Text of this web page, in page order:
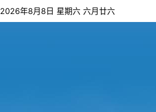
2026年8月8日 星期六 六月廿六